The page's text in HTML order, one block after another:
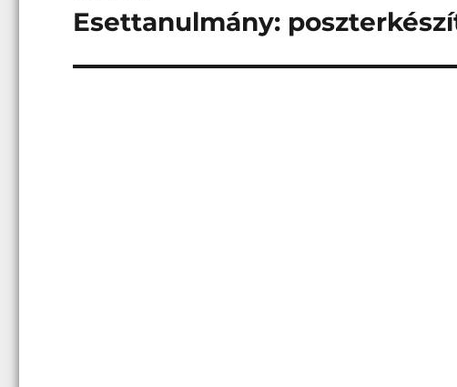
Következő
Esettanulmány: